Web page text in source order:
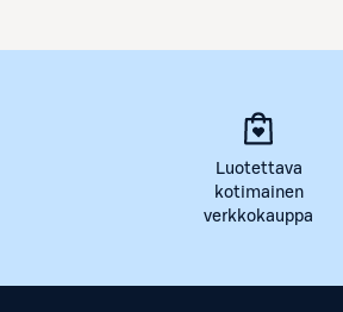
Luotettava
kotimainen
verkkokauppa